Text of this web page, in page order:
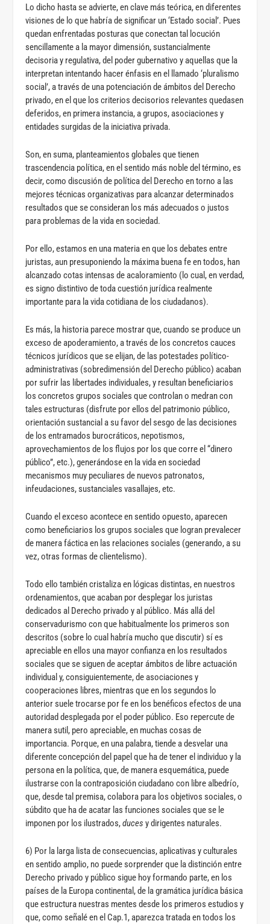
Lo dicho hasta se advierte, en clave más teórica, en diferentes
visiones de lo que habría de significar un ‘Estado social’. Pues
quedan enfrentadas posturas que conectan tal locución
sencillamente a la mayor dimensión, sustancialmente
decisoria y regulativa, del poder gubernativo y aquellas que la
interpretan intentando hacer énfasis en el llamado ‘pluralismo
social’, a través de una potenciación de ámbitos del Derecho
privado, en el que los criterios decisorios relevantes quedasen
deferidos, en primera instancia, a grupos, asociaciones y
entidades surgidas de la iniciativa privada.
Son, en suma, planteamientos globales que tienen
trascendencia política, en el sentido más noble del término, es
decir, como discusión de política del Derecho en torno a las
mejores técnicas organizativas para alcanzar determinados
resultados que se consideran los más adecuados o justos
para problemas de la vida en sociedad.
Por ello, estamos en una materia en que los debates entre
juristas, aun presuponiendo la máxima buena fe en todos, han
alcanzado cotas intensas de acaloramiento (lo cual, en verdad,
es signo distintivo de toda cuestión jurídica realmente
importante para la vida cotidiana de los ciudadanos).
Es más, la historia parece mostrar que, cuando se produce un
exceso de apoderamiento, a través de los concretos cauces
técnicos jurídicos que se elijan, de las potestades político-
administrativas (sobredimensión del Derecho público) acaban
por sufrir las libertades individuales, y resultan beneficiarios
los concretos grupos sociales que controlan o medran con
tales estructuras (disfrute por ellos del patrimonio público,
orientación sustancial a su favor del sesgo de las decisiones
de los entramados burocráticos, nepotismos,
aprovechamientos de los flujos por los que corre el “dinero
público”, etc.), generándose en la vida en sociedad
mecanismos muy peculiares de nuevos patronatos,
infeudaciones, sustanciales vasallajes, etc.
Cuando el exceso acontece en sentido opuesto, aparecen
como beneficiarios los grupos sociales que logran prevalecer
de manera fáctica en las relaciones sociales (generando, a su
vez, otras formas de clientelismo).
Todo ello también cristaliza en lógicas distintas, en nuestros
ordenamientos, que acaban por desplegar los juristas
dedicados al Derecho privado y al público. Más allá del
conservadurismo con que habitualmente los primeros son
descritos (sobre lo cual habría mucho que discutir) sí es
apreciable en ellos una mayor confianza en los resultados
sociales que se siguen de aceptar ámbitos de libre actuación
individual y, consiguientemente, de asociaciones y
cooperaciones libres, mientras que en los segundos lo
anterior suele trocarse por fe en los benéficos efectos de una
autoridad desplegada por el poder público. Eso repercute de
manera sutil, pero apreciable, en muchas cosas de
importancia. Porque, en una palabra, tiende a desvelar una
diferente concepción del papel que ha de tener el individuo y la
persona en la política, que, de manera esquemática, puede
ilustrarse con la contraposición ciudadano con libre albedrío,
que, desde tal premisa, colabora para los objetivos sociales, o
súbdito que ha de acatar las funciones sociales que se le
imponen por los ilustrados,duces y dirigentes naturales.
6) Por la larga lista de consecuencias, aplicativas y culturales
en sentido amplio, no puede sorprender que la distinción entre
Derecho privado y público sigue hoy formando parte, en los
países de la Europa continental, de la gramática jurídica básica
que estructura nuestras mentes desde los primeros estudios y
que, como señalé en el Cap.1, aparezca tratada en todos los